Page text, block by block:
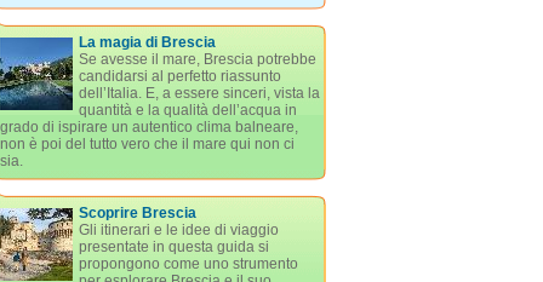
La magia di Brescia
Se avesse il mare, Brescia potrebbe
candidarsi al perfetto riassunto
dell’Italia. E, a essere sinceri, vista la
quantità e la qualità dell’acqua in
grado di ispirare un autentico clima balneare,
non è poi del tutto vero che il mare qui non ci
sia.
Scoprire Brescia
Gli itinerari e le idee di viaggio
presentate in questa guida si
propongono come uno strumento